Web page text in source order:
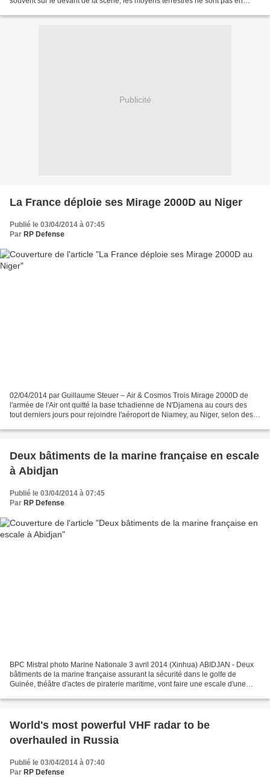
Publicité
La France déploie ses Mirage 2000D au Niger
Publié le 03/04/2014 à 07:45
Par RP Defense
02/04/2014 par Guillaume Steuer – Air & Cosmos Trois Mirage 2000D de
l'armée de l'Air ont quitté la base tchadienne de N'Djamena au cours des
tout derniers jours pour rejoindre l'aéroport de Niamey, au Niger, selon des
Deux bâtiments de la marine française en escale
à Abidjan
Publié le 03/04/2014 à 07:45
Par RP Defense
BPC Mistral photo Marine Nationale 3 avril 2014 (Xinhua) ABIDJAN - Deux
bâtiments de la marine française assurant la sécurité dans le golfe de
Guinée, théâtre d'actes de piraterie maritime, vont faire une escale d'une
World's most powerful VHF radar to be
overhauled in Russia
Publié le 03/04/2014 à 07:40
Par RP Defense